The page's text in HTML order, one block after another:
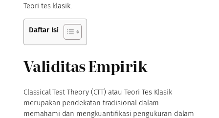
Teori tes klasik.
Daftar Isi
Validitas Empirik
Classical Test Theory (CTT) atau Teori Tes Klasik
merupakan pendekatan tradisional dalam
memahami dan mengkuantifikasi pengukuran dalam